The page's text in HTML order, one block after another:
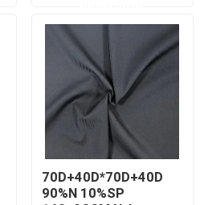
70D+40D*70D+40D
90%N 10%SP